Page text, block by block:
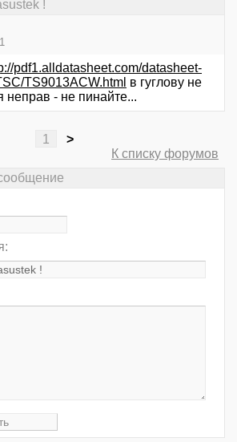
!
pdf1.alldatasheet.com/datasheet-
TS9013ACW.html в гуглову не
неправ - не пинайте...
1
>
К списку форумов